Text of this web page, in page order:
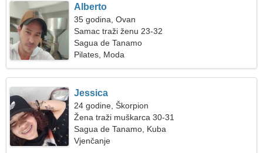
Alberto
35 godina, Ovan
Samac traži ženu 23-32
Sagua de Tanamo
Pilates, Moda
Jessica
24 godine, Škorpion
Žena traži muškarca 30-31
Sagua de Tanamo, Kuba
Vjenčanje